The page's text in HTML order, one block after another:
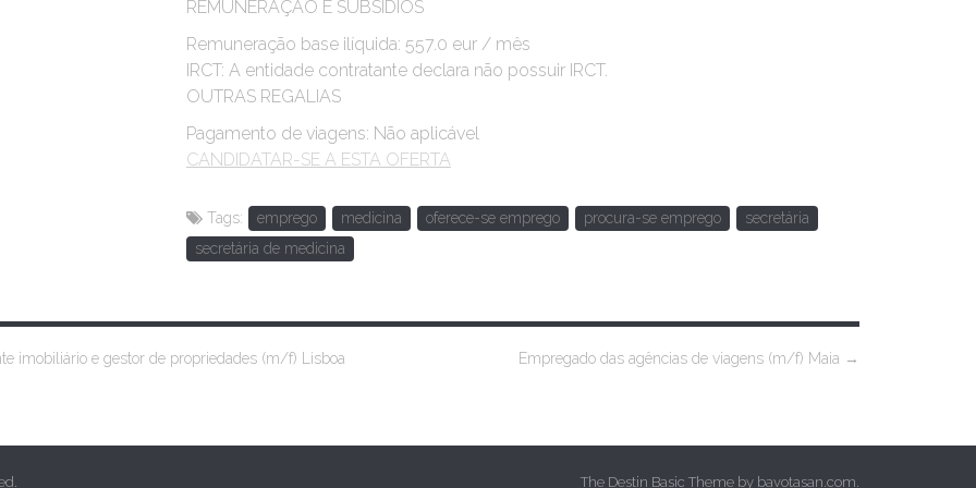
REMUNERAÇÃO E SUBSÍDIOS
Remuneração base ilíquida: 557.0 eur / mês
IRCT: A entidade contratante declara não possuir IRCT.
OUTRAS REGALIAS
Pagamento de viagens: Não aplicável
CANDIDATAR-SE A ESTA OFERTA
Tags: emprego medicina oferece-se emprego procura-se emprego
secretária
secretária de medicina
imobiliário e gestor de propriedades (m/f) Lisboa Empregado das agências de viagens (m/f) Maia →
The Destin Basic Theme by bavotasan.com.